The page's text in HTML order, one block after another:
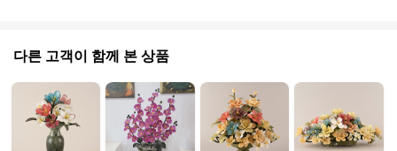
다른 고객이 함께 본 상품